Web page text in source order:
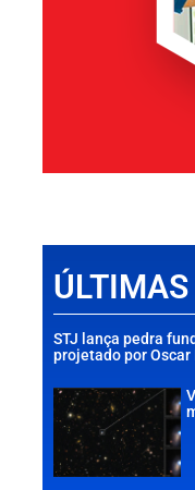
STJ lança pedra
projetado por Oscar